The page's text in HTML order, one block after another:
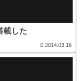
載した
2014.03.16